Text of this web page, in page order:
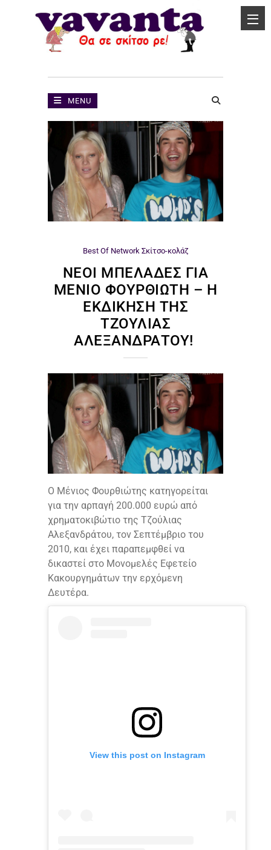
MENU
Best Of Network Σκίτσο-κολάζ
ΝΈΟΙ ΜΠΕΛΆΔΕΣ ΓΙΑ
ΜΈΝΙΟ ΦΟΥΡΘΙΏΤΗ – Η
ΕΚΔΊΚΗΣΗ ΤΗΣ
ΤΖΟΎΛΙΑΣ
ΑΛΕΞΑΝΔΡΆΤΟΥ!
Ο Μένιος Φουρθιώτης κατηγορείται
για την αρπαγή 200.000 ευρώ από
χρηματοκιβώτιο της Τζούλιας
Αλεξανδράτου, τον Σεπτέμβριο του
2010, και έχει παραπεμφθεί να
δικαστεί στο Μονομελές Εφετείο
Κακουργημάτων την ερχόμενη
Δευτέρα.
View this post on Instagram